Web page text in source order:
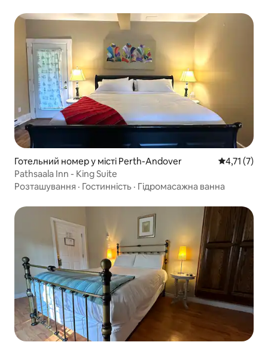
Готельний номер у місті Perth-Andover Середня
4,71 (7)
Pathsaala Inn - King Suite
Розташування · Гостинність · Гідромасажна ванна